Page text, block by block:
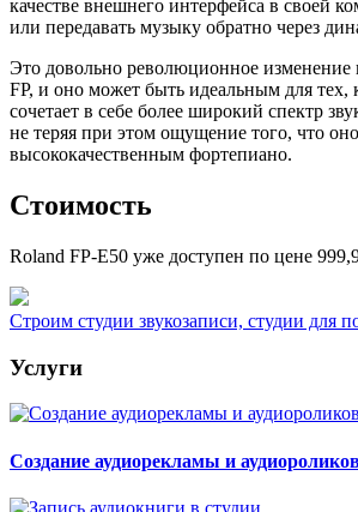
качестве внешнего интерфейса в своей
или передавать музыку обратно через
Это довольно революционное изменение
FP, и оно может быть идеальным для тех,
сочетает в себе более широкий спектр
не теряя при этом ощущение того, что оно
высококачественным фортепиано.
Стоимость
Roland FP-E50 уже доступен по цене
Строим студии звукозаписи, студии для
Услуги
Создание аудиорекламы и